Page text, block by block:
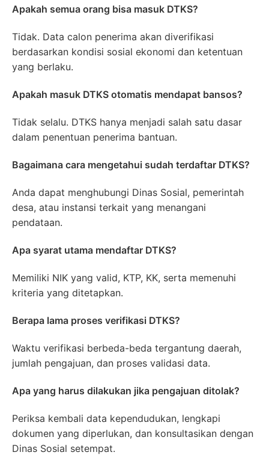
Apakah semua orang bisa masuk DTKS?
Tidak. Data calon penerima akan diverifikasi
berdasarkan kondisi sosial ekonomi dan ketentuan
yang berlaku.
Apakah masuk DTKS otomatis mendapat bansos?
Tidak selalu. DTKS hanya menjadi salah satu dasar
dalam penentuan penerima bantuan.
Bagaimana cara mengetahui sudah terdaftar DTKS?
Anda dapat menghubungi Dinas Sosial, pemerintah
desa, atau instansi terkait yang menangani
pendataan.
Apa syarat utama mendaftar DTKS?
Memiliki NIK yang valid, KTP, KK, serta memenuhi
kriteria yang ditetapkan.
Berapa lama proses verifikasi DTKS?
Waktu verifikasi berbeda-beda tergantung daerah,
jumlah pengajuan, dan proses validasi data.
Apa yang harus dilakukan jika pengajuan ditolak?
Periksa kembali data kependudukan, lengkapi
dokumen yang diperlukan, dan konsultasikan dengan
Dinas Sosial setempat.